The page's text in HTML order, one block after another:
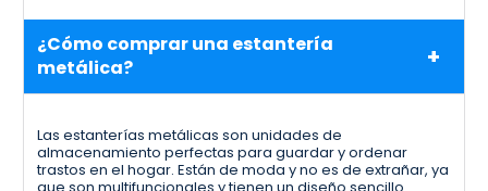
¿Cómo comprar una estantería
metálica?
Las estanterías metálicas son unidades de
almacenamiento perfectas para guardar y ordenar
trastos en el hogar. Están de moda y no es de extrañar, ya